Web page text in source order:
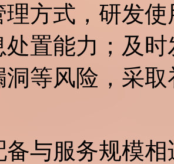
理方式，研发
处置能力；及
洞等风险，采
备与服务规模